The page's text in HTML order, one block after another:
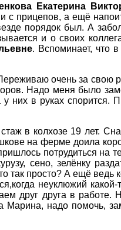
Екатерина
с прицепов, а ещё
порядок был. А
и о своих
. Вспоминает, что
очень за свою
Надо меня было
в руках спорится.
в колхозе 19 лет.
на ферме доила
потрудиться на
сено, зелёнку
так просто? А ещё
неуклюжий
друг друга в
надо помочь,